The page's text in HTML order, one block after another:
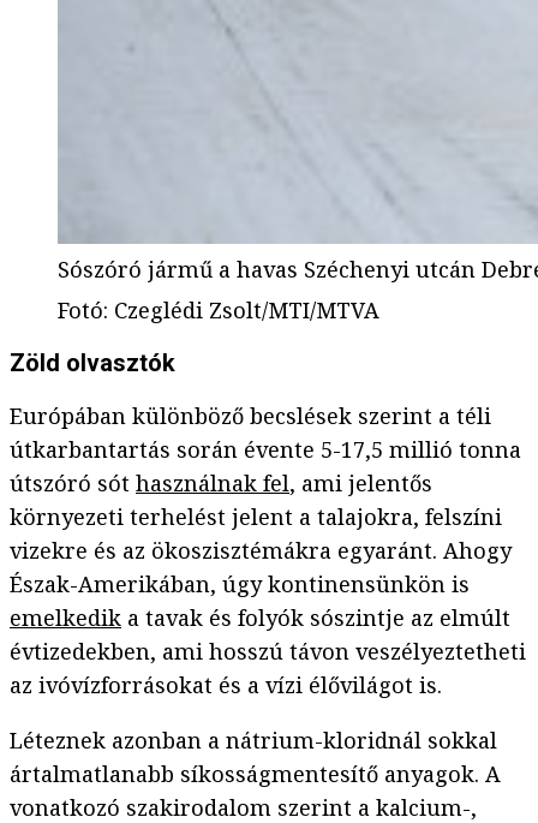
Sószóró jármű a havas Széchenyi utcán
Fotó: Czeglédi Zsolt/MTI/MTVA
Zöld olvasztók
Európában különböző becslések szerint a téli
útkarbantartás során évente 5-17,5 millió tonna
útszóró sót használnak fel, ami jelentős
környezeti terhelést jelent a talajokra, felszíni
vizekre és az ökoszisztémákra egyaránt. Ahogy
Észak-Amerikában, úgy kontinensünkön is
emelkedik a tavak és folyók sószintje az elmúlt
évtizedekben, ami hosszú távon veszélyeztetheti
az ivóvízforrásokat és a vízi élővilágot is.
Léteznek azonban a nátrium-kloridnál sokkal
ártalmatlanabb síkosságmentesítő anyagok. A
vonatkozó szakirodalom szerint a kalcium-,